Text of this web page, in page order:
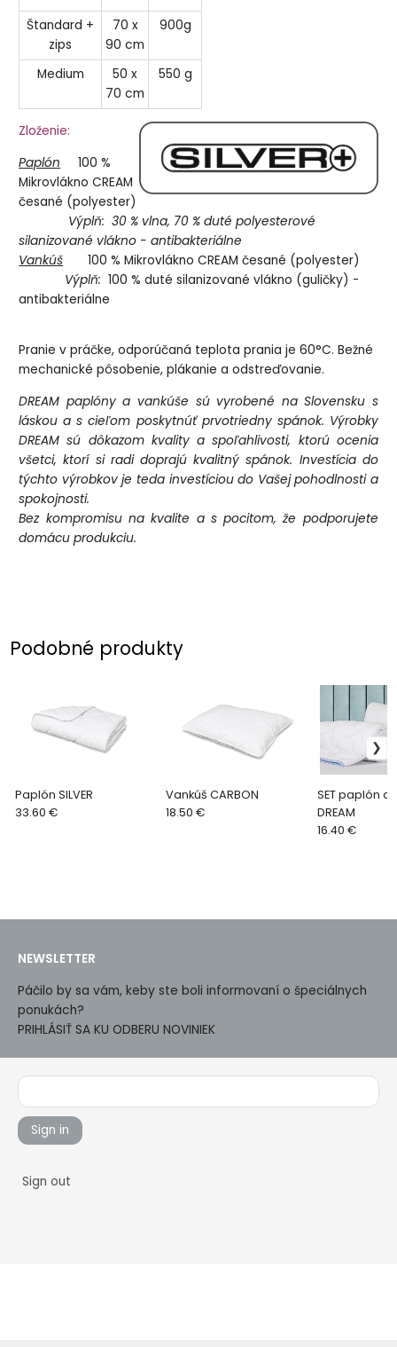
Štandard +
zips
70 x
90 cm
900g
Medium
50 x
70 cm
550 g
Zloženie:
Paplón
100 %
Mikrovlákno CREAM
česané (polyester)
Výplň: 30 % vlna, 70 % duté polyesterové
silanizované vlákno - antibakteriálne
Vankúš
100 % Mikrovlákno CREAM česané (polyester)
Výplň:100 % duté silanizované vlákno (guličky) -
antibakteriálne
Pranie v práčke, odporúčaná teplota prania je 60°C. Bežné
mechanické pôsobenie, plákanie a odstreďovanie.
DREAM paplóny a vankúše sú vyrobené na Slovensku s
láskou a s cieľom poskytnúť prvotriedny spánok. Výrobky
DREAM sú dôkazom kvality a spoľahlivosti, ktorú ocenia
všetci, ktorí si radi doprajú kvalitný spánok. Investícia do
týchto výrobkov je teda investíciou do Vašej pohodlnosti a
spokojnosti.
Bez kompromisu na kvalite a s pocitom, že podporujete
domácu produkciu.
Podobné produkty
Paplón SILVER
33.60 €
Vankúš CARBON
18.50 €
SET paplón a
DREAM
16.40 €
NEWSLETTER
Páčilo by sa vám, keby ste boli informovaní o špeciálnych
ponukách?
PRIHLÁSIŤ SA KU ODBERU NOVINIEK
Sign in
Sign out